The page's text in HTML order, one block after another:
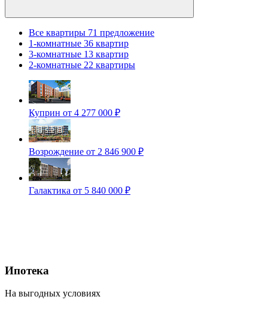
Все квартиры 71 предложение
1-комнатные 36 квартир
3-комнатные 13 квартир
2-комнатные 22 квартиры
Куприн от 4 277 000 ₽
Возрождение от 2 846 900 ₽
Галактика от 5 840 000 ₽
Ипотека
На выгодных условиях